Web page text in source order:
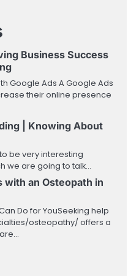
Business Success
Google Ads A Google Ads
their online presence
| Knowing About
be very interesting
we are going to talk…
with an Osteopath in
Do for YouSeeking help
osteopathy/ offers a